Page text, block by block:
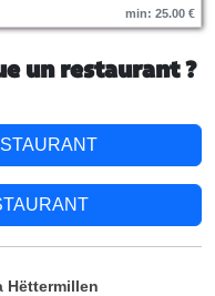
min: 25.00 €
un restaurant ?
Hëttermillen